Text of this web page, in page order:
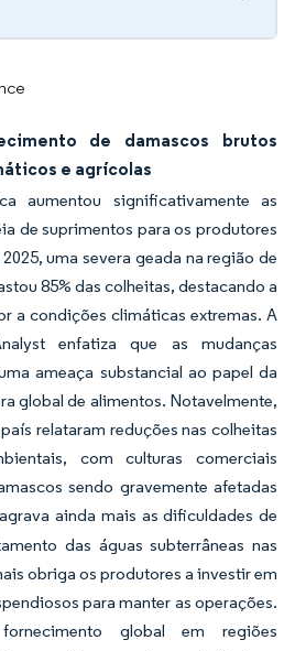
de damascos brutos
e agrícolas
aumentou significativamente as
de suprimentos para os produtores
uma severa geada na região de
85% das colheitas, destacando a
a condições climáticas extremas. A
enfatiza que as mudanças
ameaça substancial ao papel da
global de alimentos. Notavelmente,
relataram reduções nas colheitas
com culturas comerciais
sendo gravemente afetadas
ainda mais as dificuldades de
das águas subterrâneas nas
obriga os produtores a investir em
para manter as operações.
global em regiões